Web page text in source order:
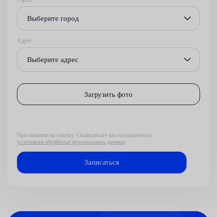
Выберите город
Адрес
Выберите адрес
Загрузить фото
При нажатии на кнопку «Записаться» вы соглашаетесь с
условиями обработки персональных данных